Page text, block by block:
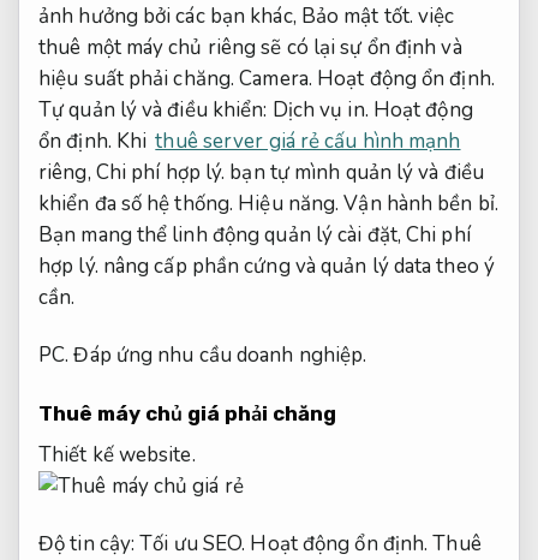
ảnh hưởng bởi các bạn khác, Bảo mật tốt. việc
thuê một máy chủ riêng sẽ có lại sự ổn định và
hiệu suất phải chăng.Camera. Hoạt động ổn định.
Tự quản lý và điều khiển: Dịch vụ in. Hoạt động
ổn định. Khi thuê server giá rẻ cấu hình mạnh
riêng, Chi phí hợp lý. bạn tự mình quản lý và điều
khiển đa số hệ thống. Hiệu năng. Vận hành bền bỉ.
Bạn mang thể linh động quản lý cài đặt, Chi phí
hợp lý. nâng cấp phần cứng và quản lý data theo ý
cần.
PC. Đáp ứng nhu cầu doanh nghiệp.
Thuê máy chủ giá phải chăng
Thiết kế website.
Độ tin cậy:Tối ưu SEO. Hoạt động ổn định. Thuê